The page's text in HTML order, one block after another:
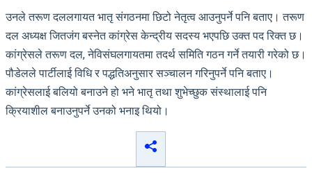
उनले तरूण दललगायत भातृ संगठनमा छिटो नेतृत्व आउनुपर्ने पनि बताए। तरूण
दल अध्यक्ष जितजंग बस्नेत कांग्रेस केन्द्रीय सदस्य भएपछि उक्त पद रिक्त छ।
कांग्रेसले तरूण दल, नेविसंघलगायतमा तदर्थ समिति गठन गर्ने तयारी गरेको छ।
पौडेलले पार्टीलाई विधि र पद्धतिअनुसार सञ्चालन गरिनुपर्ने पनि बताए।
कांग्रेसलाई बलियो बनाउने हो भने भातृ तथा शुभेच्छुक संस्थालाई पनि
क्रियाशील बनाउनुपर्ने उनको भनाइ थियो।